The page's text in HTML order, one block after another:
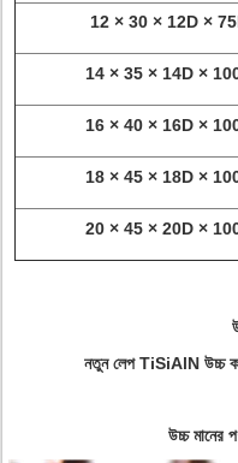
12 × 30 × 12D ×
14 × 35 × 14D ×
16 × 40 × 16D ×
18 × 45 × 18D ×
20 × 45 × 20D ×
নতুন লেপ TiSiAlN উচ্চ
উচ্চ মানের